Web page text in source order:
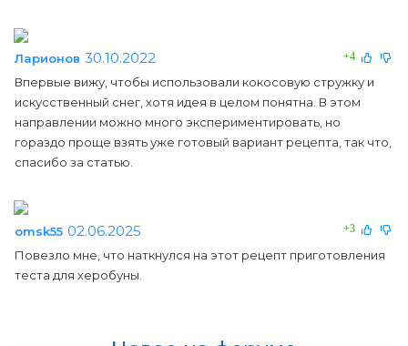
+4
Ларионов 30.10.2022
Впервые вижу, чтобы использовали кокосовую стружку и
искусственный снег, хотя идея в целом понятна. В этом
направлении можно много экспериментировать, но
гораздо проще взять уже готовый вариант рецепта, так что,
спасибо за статью.
+3
omsk55 02.06.2025
Повезло мне, что наткнулся на этот рецепт приготовления
теста для херобуны.